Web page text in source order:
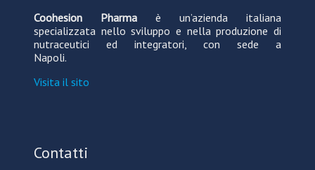
Coohesion Pharma è un’azienda italiana
specializzata nello sviluppo e nella produzione di
nutraceutici ed integratori, con sede a
Napoli.
Visita il sito
Contatti